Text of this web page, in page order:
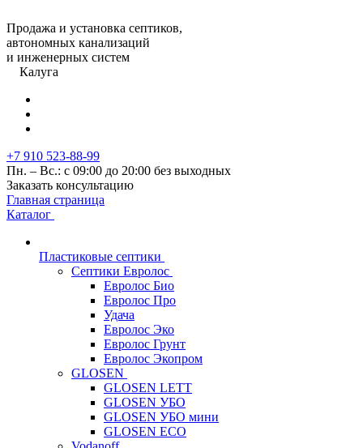
Продажа и установка септиков,
автономных канализаций
и инженерных систем
Калуга
+7 910 523-88-99
Пн. – Вс.: с 09:00 до 20:00 без выходных
Заказать консультацию
Главная страница
Каталог
Пластиковые септики
Септики Евролос
Евролос Био
Евролос Про
Удача
Евролос Эко
Евролос Грунт
Евролос Экопром
GLOSEN
GLOSEN LETT
GLOSEN УБО
GLOSEN УБО мини
GLOSEN ECO